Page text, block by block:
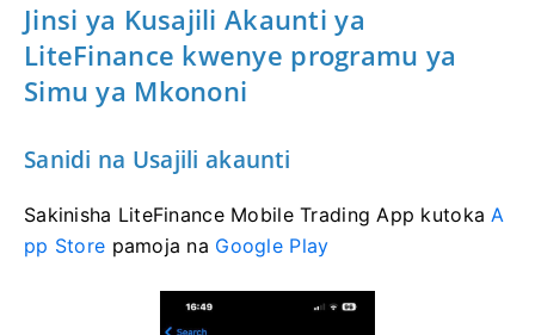
Jinsi ya Kusajili Akaunti ya
LiteFinance kwenye programu ya
Simu ya Mkononi
Sanidi na Usajili akaunti
Sakinisha LiteFinance Mobile Trading App kutokaA
pp Store pamoja na Google Play